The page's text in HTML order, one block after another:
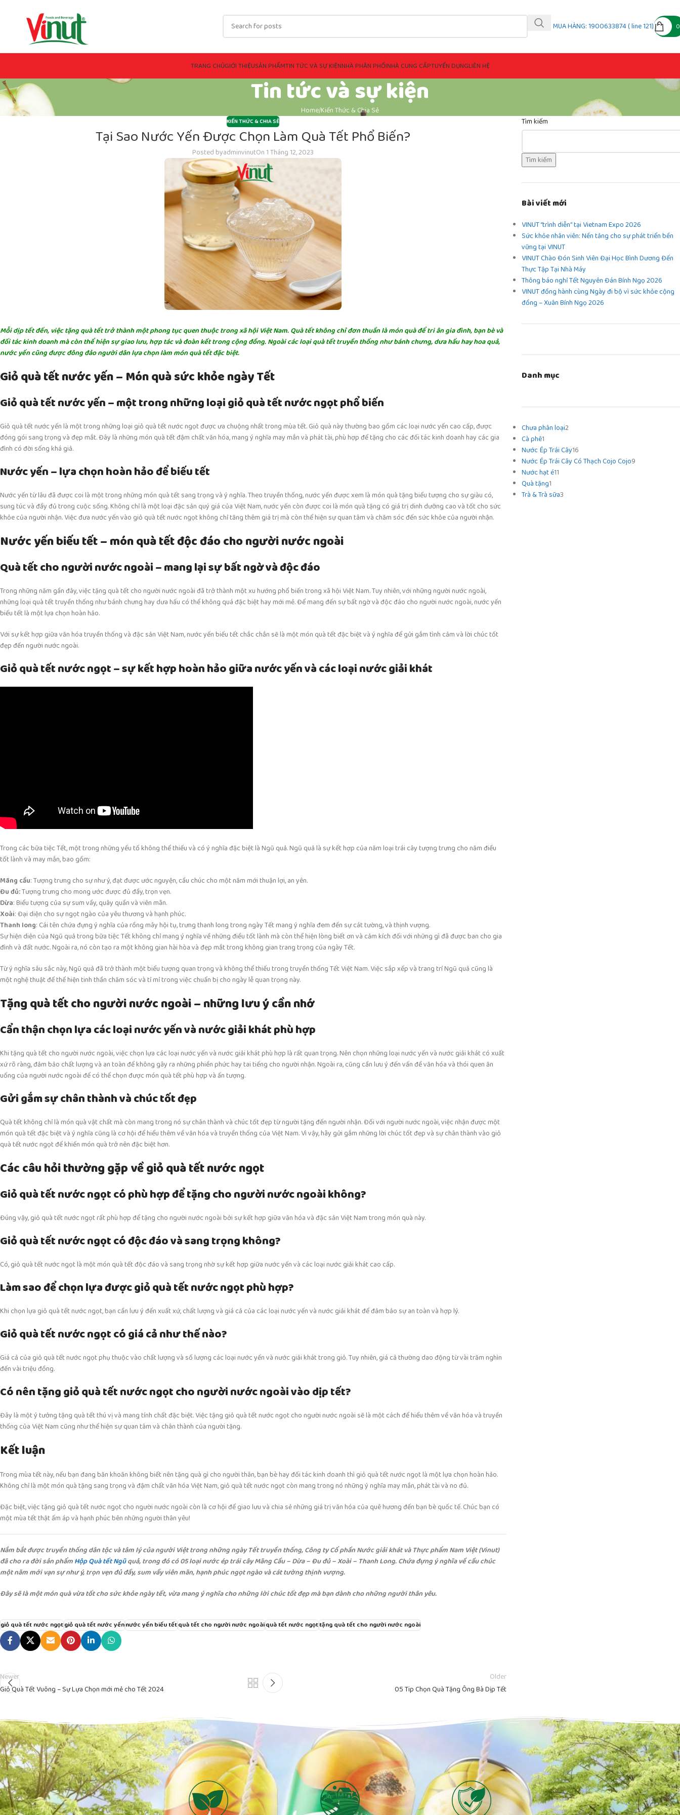
MUA HÀNG: 1900633874 ( line 121)
TRANG CHỦGIỚI THIỆUSẢN PHẨMTIN TỨC VÀ SỰ KIỆNNHÀ PHÂN PHỐINHÀ CUNG CẤPTUYỂN DỤNGLIÊN HỆ
Tin tức và sự kiện
HomeKiến Thức & Chia Sẻ
KIẾN THỨC & CHIA SẺ
Tại Sao Nước Yến Được Chọn Làm Quà Tết Phổ Biến?
Posted byadminvinutOn 1 Tháng 12, 2023
Mỗi dịp tết đến, việc tặng quà tết trở thành một phong tục quen thuộc trong xã hội Việt Nam. Quà tết không chỉ đơn thuần là món quà để tri ân gia đình, bạn bè và
đối tác kinh doanh mà còn thể hiện sự giao lưu, hợp tác và đoàn kết trong cộng đồng. Ngoài các loại quà tết truyền thống như bánh chưng, dưa hấu hay hoa quả,
nước yến cũng được đông đảo người dân lựa chọn làm món quà tết đặc biệt.
Giỏ quà tết nước yến – Món quà sức khỏe ngày Tết
Giỏ quà tết nước yến – một trong những loại giỏ quà tết nước ngọt phổ biến
Giỏ quà tết nước yến là một trong những loại giỏ quà tết nước ngọt được ưa chuộng nhất trong mùa tết. Giỏ quà này thường bao gồm các loại nước yến cao cấp, được
đóng gói sang trọng và đẹp mắt. Đây là những món quà tết đậm chất văn hóa, mang ý nghĩa may mắn và phát tài, phù hợp để tặng cho các đối tác kinh doanh hay các gia
đình có đời sống khá giả.
Nước yến – lựa chọn hoàn hảo để biếu tết
Nước yến từ lâu đã được coi là một trong những món quà tết sang trọng và ý nghĩa. Theo truyền thống, nước yến được xem là món quà tặng biểu tượng cho sự giàu có,
sung túc và đầy đủ trong cuộc sống. Không chỉ là một loại đặc sản quý giá của Việt Nam, nước yến còn được coi là món quà tặng có giá trị dinh dưỡng cao và tốt cho sức
khỏe của người nhận. Việc đưa nước yến vào giỏ quà tết nước ngọt không chỉ tăng thêm giá trị mà còn thể hiện sự quan tâm và chăm sóc đến sức khỏe của người nhận.
Nước yến biếu tết – món quà tết độc đáo cho người nước ngoài
Quà tết cho người nước ngoài – mang lại sự bất ngờ và độc đáo
Trong những năm gần đây, việc tặng quà tết cho người nước ngoài đã trở thành một xu hướng phổ biến trong xã hội Việt Nam. Tuy nhiên, với những người nước ngoài,
những loại quà tết truyền thống như bánh chưng hay dưa hấu có thể không quá đặc biệt hay mới mẻ. Để mang đến sự bất ngờ và độc đáo cho người nước ngoài, nước yến
biếu tết là một lựa chọn hoàn hảo.
Với sự kết hợp giữa văn hóa truyền thống và đặc sản Việt Nam, nước yến biếu tết chắc chắn sẽ là một món quà tết đặc biệt và ý nghĩa để gửi gắm tình cảm và lời chúc tốt
đẹp đến người nước ngoài.
Giỏ quà tết nước ngọt – sự kết hợp hoàn hảo giữa nước yến và các loại nước giải khát
Trong các bữa tiệc Tết, một trong những yếu tố không thể thiếu và có ý nghĩa đặc biệt là Ngũ quả. Ngũ quả là sự kết hợp của năm loại trái cây tượng trưng cho năm điều
tốt lành và may mắn, bao gồm:
Mãng cầu: Tượng trưng cho sự như ý, đạt được ước nguyện, cầu chúc cho một năm mới thuận lợi, an yên.
Đu đủ:Tượng trưng cho mong ước được đủ đầy, trọn vẹn.
Dừa: Biểu tượng của sự sum vầy, quây quần và viên mãn.
Xoài: Đại diện cho sự ngọt ngào của yêu thương và hạnh phúc.
Thanh long: Cái tên chứa đựng ý nghĩa của rồng mây hội tụ, trưng thanh long trong ngày Tết mang ý nghĩa đem đến sự cát tường, và thịnh vượng.
Sự hiện diện của Ngũ quả trong bữa tiệc Tết không chỉ mang ý nghĩa về những điều tốt lành mà còn thể hiện lòng biết ơn và cảm kích đối với những gì đã được ban cho gia
đình và đất nước. Ngoài ra, nó còn tạo ra một không gian hài hòa và đẹp mắt trong không gian trang trọng của ngày Tết.
Từ ý nghĩa sâu sắc này, Ngũ quả đã trở thành một biểu tượng quan trọng và không thể thiếu trong truyền thống Tết Việt Nam. Việc sắp xếp và trang trí Ngũ quả cũng là
một nghệ thuật để thể hiện tinh thần chăm sóc và tỉ mỉ trong việc chuẩn bị cho ngày lễ quan trọng này.
Tặng quà tết cho người nước ngoài – những lưu ý cần nhớ
Cẩn thận chọn lựa các loại nước yến và nước giải khát phù hợp
Khi tặng quà tết cho người nước ngoài, việc chọn lựa các loại nước yến và nước giải khát phù hợp là rất quan trọng. Nên chọn những loại nước yến và nước giải khát có xuất
xứ rõ ràng, đảm bảo chất lượng và an toàn để không gây ra những phiền phức hay tai tiếng cho người nhận. Ngoài ra, cũng cần lưu ý đến vấn đề văn hóa và thói quen ăn
uống của người nước ngoài để có thể chọn được món quà tết phù hợp và ấn tượng.
Gửi gắm sự chân thành và chúc tốt đẹp
Quà tết không chỉ là món quà vật chất mà còn mang trong nó sự chân thành và chúc tốt đẹp từ người tặng đến người nhận. Đối với người nước ngoài, việc nhận được một
món quà tết đặc biệt và ý nghĩa cũng là cơ hội để hiểu thêm về văn hóa và truyền thống của Việt Nam. Vì vậy, hãy gửi gắm những lời chúc tốt đẹp và sự chân thành vào giỏ
quà tết nước ngọt để khiến món quà trở nên đặc biệt hơn.
Các câu hỏi thường gặp về giỏ quà tết nước ngọt
Giỏ quà tết nước ngọt có phù hợp để tặng cho người nước ngoài không?
Đúng vậy, giỏ quà tết nước ngọt rất phù hợp để tặng cho người nước ngoài bởi sự kết hợp giữa văn hóa và đặc sản Việt Nam trong món quà này.
Giỏ quà tết nước ngọt có độc đáo và sang trọng không?
Có, giỏ quà tết nước ngọt là một món quà tết độc đáo và sang trọng nhờ sự kết hợp giữa nước yến và các loại nước giải khát cao cấp.
Làm sao để chọn lựa được giỏ quà tết nước ngọt phù hợp?
Khi chọn lựa giỏ quà tết nước ngọt, bạn cần lưu ý đến xuất xứ, chất lượng và giá cả của các loại nước yến và nước giải khát để đảm bảo sự an toàn và hợp lý.
Giỏ quà tết nước ngọt có giá cả như thế nào?
Giá cả của giỏ quà tết nước ngọt phụ thuộc vào chất lượng và số lượng các loại nước yến và nước giải khát trong giỏ. Tuy nhiên, giá cả thường dao động từ vài trăm nghìn
đến vài triệu đồng.
Có nên tặng giỏ quà tết nước ngọt cho người nước ngoài vào dịp tết?
Đây là một ý tưởng tặng quà tết thú vị và mang tính chất đặc biệt. Việc tặng giỏ quà tết nước ngọt cho người nước ngoài sẽ là một cách để hiểu thêm về văn hóa và truyền
thống của Việt Nam cũng như thể hiện sự quan tâm và chân thành của người tặng.
Kết luận
Trong mùa tết này, nếu bạn đang băn khoăn không biết nên tặng quà gì cho người thân, bạn bè hay đối tác kinh doanh thì giỏ quà tết nước ngọt là một lựa chọn hoàn hảo.
Không chỉ là một món quà tặng sang trọng và đậm chất văn hóa Việt Nam, giỏ quà tết nước ngọt còn mang trong nó những ý nghĩa may mắn, phát tài và no đủ.
Đặc biệt, việc tặng giỏ quà tết nước ngọt cho người nước ngoài còn là cơ hội để giao lưu và chia sẻ những giá trị văn hóa của quê hương đến bạn bè quốc tế. Chúc bạn có
một mùa tết thật ấm áp và hạnh phúc bên những người thân yêu!
Nắm bắt được truyền thống dân tộc và tâm lý của người Việt trong những ngày Tết truyền thống, Công ty Cổ phần Nước giải khát và Thực phẩm Nam Việt (Vinut)
đã cho ra đời sản phẩmHộp Quà tết Ngũquả, trong đó có 05 loại nước ép trái cây Mãng Cầu – Dừa – Đu đủ – Xoài – Thanh Long. Chứa đựng ý nghĩa về cầu chúc
một năm mới vạn sự như ý, trọn vẹn đủ đầy, sum vầy viên mãn, hạnh phúc ngọt ngào và cát tường thịnh vượng.
Đây sẽ là một món quà vừa tốt cho sức khỏe ngày tết, vừa mang ý nghĩa cho những lời chúc tốt đẹp mà bạn dành cho những người thân yêu.
giỏ quà tết nước ngọtgiỏ quà tết nước yếnnước yến biếu tếtquà tết cho người nước ngoàiquà tết nước ngọttặng quà tết cho người nước ngoài
Newer
Giỏ Quà Tết Vuông – Sự Lựa Chọn mới mẻ cho Tết 2024
Older
05 Tip Chọn Quà Tặng Ông Bà Dịp Tết
Tìm kiếm
Tìm kiếm
Bài viết mới
VINUT “trình diễn” tại Vietnam Expo 2026
Sức khỏe nhân viên: Nền tảng cho sự phát triển bền
vững tại VINUT
VINUT Chào Đón Sinh Viên Đại Học Bình Dương Đến
Thực Tập Tại Nhà Máy
Thông báo nghỉ Tết Nguyên Đán Bính Ngọ 2026
VINUT đồng hành cùng Ngày đi bộ vì sức khỏe cộng
đồng – Xuân Bính Ngọ 2026
Danh mục
Chưa phân loại2
Cà phê1
Nước Ép Trái Cây16
Nước Ép Trái Cây Có Thạch Cojo Cojo9
Nước hạt é11
Quà tặng1
Trà & Trà sữa3